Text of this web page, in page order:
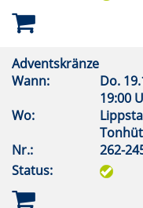
Adventskränze
Wann:
Do.
19:00
Wo:
Nr.:
262-
Status: